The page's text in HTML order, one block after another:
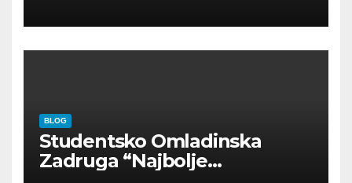
BLOG
Studentsko Omladinska
Zadruga “Najbolje